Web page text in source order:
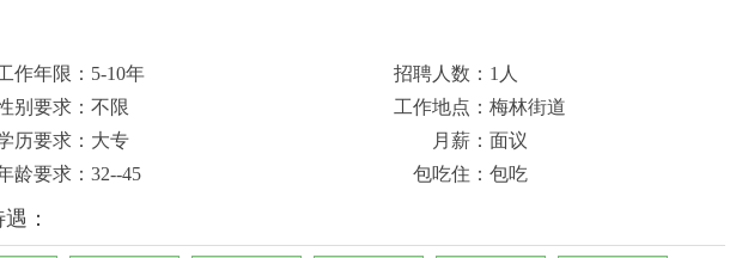
作年限：5-10年
别要求：不限
历要求：大专
龄要求：32--45
招聘人数：1人
工作地点：梅林街道
月薪：面议
包吃住：包吃
：